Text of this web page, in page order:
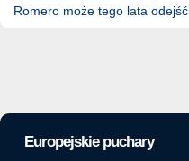
Romero może tego lata odejść
Europejskie puchary